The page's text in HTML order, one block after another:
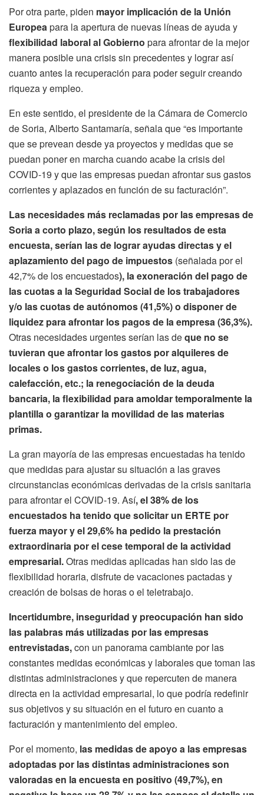
Por otra parte, piden mayor implicación de la Unión
Europeapara la apertura de nuevas líneas de ayuda y
flexibilidad laboral al Gobierno para afrontar de la mejor
manera posible una crisis sin precedentes y lograr así
cuanto antes la recuperación para poder seguir creando
riqueza y empleo.
En este sentido, el presidente de la Cámara de Comercio
de Soria, Alberto Santamaría, señala que “es importante
que se prevean desde ya proyectos y medidas que se
puedan poner en marcha cuando acabe la crisis del
COVID-19 y que las empresas puedan afrontar sus gastos
corrientes y aplazados en función de su facturación”.
Las necesidades más reclamadas por las empresas de
Soria a corto plazo, según los resultados de esta
encuesta, serían las de lograr ayudas directas y el
aplazamiento del pago de impuestos (señalada por el
42,7% de los encuestados), la exoneración del pago de
las cuotas a la Seguridad Social de los trabajadores
y/o las cuotas de autónomos (41,5%) o disponer de
liquidez para afrontar los pagos de la empresa (36,3%).
Otras necesidades urgentes serían las deque no se
tuvieran que afrontar los gastos por alquileres de
locales o los gastos corrientes, de luz, agua,
calefacción, etc.; la renegociación de la deuda
bancaria, la flexibilidad para amoldar temporalmente la
plantilla o garantizar la movilidad de las materias
primas.
La gran mayoría de las empresas encuestadas ha tenido
que medidas para ajustar su situación a las graves
circunstancias económicas derivadas de la crisis sanitaria
para afrontar el COVID-19. Así, el 38% de los
encuestados ha tenido que solicitar un ERTE por
fuerza mayor y el 29,6% ha pedido la prestación
extraordinaria por el cese temporal de la actividad
empresarial.Otras medidas aplicadas han sido las de
flexibilidad horaria, disfrute de vacaciones pactadas y
creación de bolsas de horas o el teletrabajo.
Incertidumbre, inseguridad y preocupación han sido
las palabras más utilizadas por las empresas
entrevistadas,con un panorama cambiante por las
constantes medidas económicas y laborales que toman las
distintas administraciones y que repercuten de manera
directa en la actividad empresarial, lo que podría redefinir
sus objetivos y su situación en el futuro en cuanto a
facturación y mantenimiento del empleo.
Por el momento, las medidas de apoyo a las empresas
adoptadas por las distintas administraciones son
valoradas en la encuesta en positivo (49,7%), en